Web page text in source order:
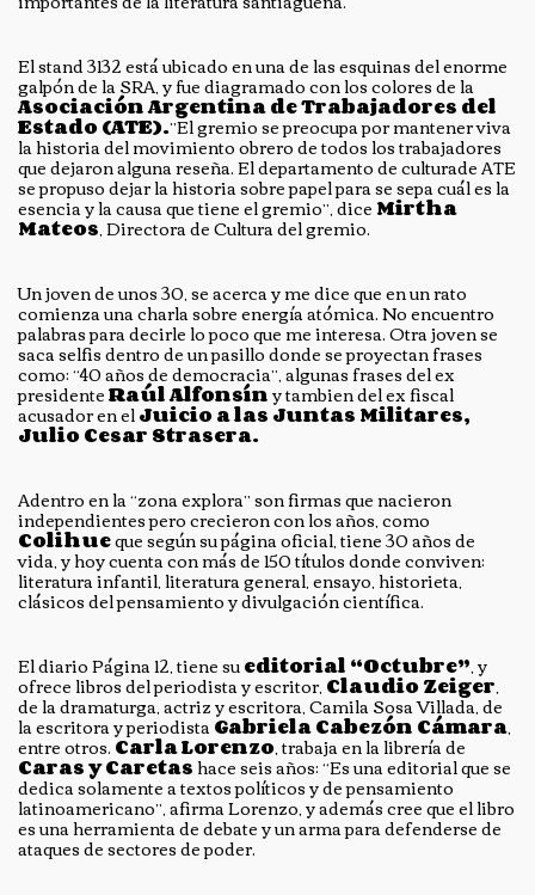
El stand 3132 está ubicado en una de las esquinas del enorme
galpón de la SRA, y fue diagramado con los colores de la
Asociación Argentina de Trabajadores del
Estado (ATE).”El gremio se preocupa por mantener viva
la historia del movimiento obrero de todos los trabajadores
que dejaron alguna reseña. El departamento de culturade ATE
se propuso dejar la historia sobre papel para se sepa cuál es la
esencia y la causa que tiene el gremio”, diceMirtha
Mateos, Directora de Cultura del gremio.
Un joven de unos 30, se acerca y me dice que en un rato
comienza una charla sobre energía atómica. No encuentro
palabras para decirle lo poco que me interesa. Otra joven se
saca selfis dentro de un pasillo donde se proyectan frases
como: “40 años de democracia”, algunas frases del ex
presidenteRaúl Alfonsíny tambien del ex fiscal
acusador en elJuicio a las Juntas Militares,
Julio Cesar Strasera.
Adentro en la “zona explora” son firmas que nacieron
independientes pero crecieron con los años, como
Colihueque según su página oficial, tiene 30 años de
vida, y hoy cuenta con más de 150 títulos donde conviven:
literatura infantil, literatura general, ensayo, historieta,
clásicos del pensamiento y divulgación científica.
El diario Página 12, tiene sueditorial “Octubre”, y
ofrece libros del periodista y escritor,Claudio Zeiger,
de la dramaturga, actriz y escritora, Camila Sosa Villada, de
la escritora y periodistaGabriela CabezónCámara,
entre otros.Carla Lorenzo, trabaja en la librería de
Caras y Caretashace seis años: “Es una editorial que se
dedica solamente a textos políticos y de pensamiento
latinoamericano”, afirma Lorenzo, y además cree que el libro
es una herramienta de debate y un arma para defenderse de
ataques de sectores de poder.